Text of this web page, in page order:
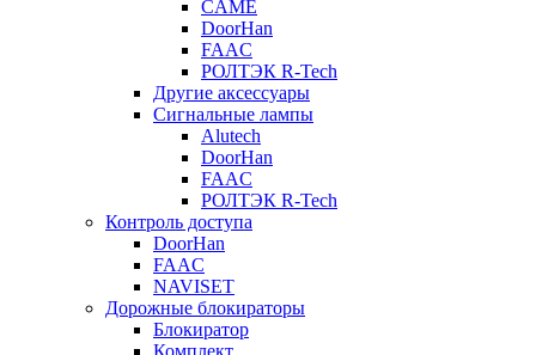
CAME
DoorHan
FAAC
РОЛТЭК R-Tech
Другие аксессуары
Сигнальные лампы
Alutech
DoorHan
FAAC
РОЛТЭК R-Tech
Контроль доступа
DoorHan
FAAC
NAVISET
Дорожные блокираторы
Блокиратор
Комплект